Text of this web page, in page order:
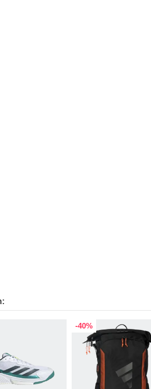
-40%